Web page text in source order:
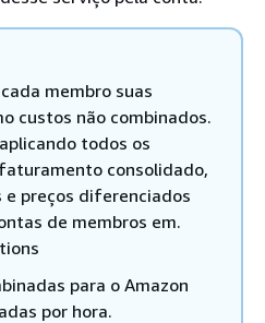
membro suas
custos não combinados.
todos os
consolidado,
e preços diferenciados
de membros em.
para o Amazon
por hora.